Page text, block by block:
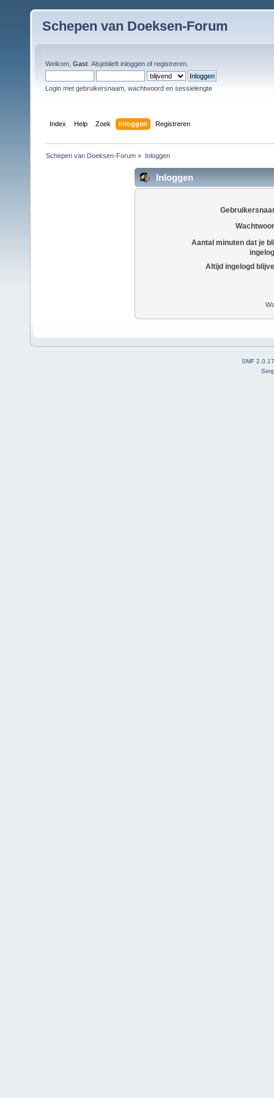
Schepen van Doeksen-Forum
Welkom, Gast . Alsjeblieft inloggen of registreren
Login met gebruikersnaam, wachtwoord en sessielengte
Index Help Zoek Inloggen Registreren
Schepen van Doeksen-Forum » Inloggen
Inloggen
Aantal minuten dat je
Altijd ingelogd
SMF 2.0.17